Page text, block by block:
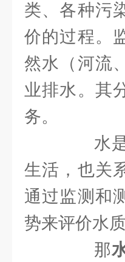
类、各种污
价的过程。
然水（河流
业排水。其
务。
水是
生活，也关
通过监测和
势来评价水质
那